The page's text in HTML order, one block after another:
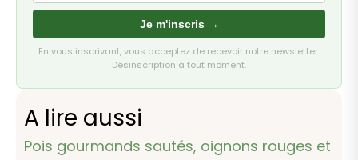
Je m'inscris →
En vous inscrivant, vous acceptez de recevoir notre newsletter.
Désinscription à tout moment.
A lire aussi
Pois gourmands sautés, oignons rouges et